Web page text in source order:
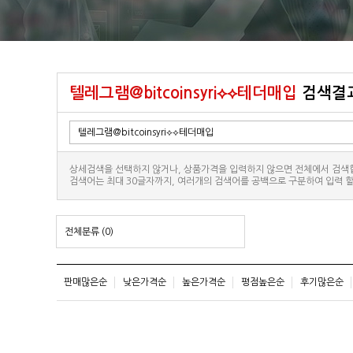
텔레그램@bitcoinsyri⟡⟡테더매입 검색결
상세검색을 선택하지 않거나, 상품가격을 입력하지 않으면 전체에서 검색
검색어는 최대 30글자까지, 여러개의 검색어를 공백으로 구분하여 입력
전체분류 (0)
판매많은순 낮은가격순 높은가격순 평점높은순 후기많은순